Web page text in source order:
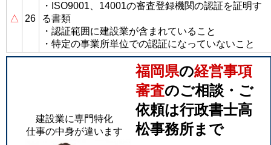
△ 26
・ISO9001、14001の審査登録機関の認証を証明す
る書類
・認証範囲に建設業が含まれていること
・特定の事業所単位での認証になっていないこと
建設業に専門特化
仕事の中身が違います
福岡県の経営事項
審査のご相談・ご
依頼は行政書士高
松事務所まで